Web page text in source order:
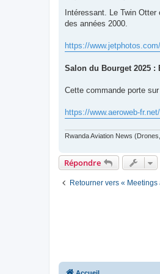
s
a
Intéressant. Le Twin
des années 2000.
https://
Salon du Bourget 2025 :
Cette commande porte
https://www.aeroweb-
Rwanda Aviation News
Répondre
Retourner vers «